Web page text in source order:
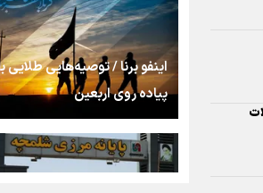
استخوان، یک نسل،
توهم!
رسانه ملی و حق
شنیدن صدای
روایت ایران از کنار
اینفو برنا / توصیه‌هایی طلایی
پیاده روی اربعین